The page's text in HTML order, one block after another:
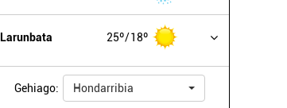
Larunbata 25º 18º
Gehiago: Hondarribia